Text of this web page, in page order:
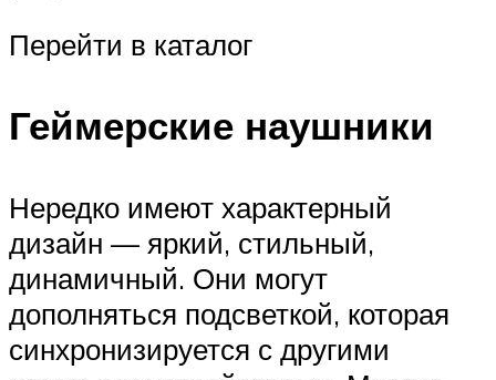
Перейти в каталог
Геймерские наушники
Нередко имеют характерный
дизайн — яркий, стильный,
динамичный. Они могут
дополняться подсветкой, которая
синхронизируется с другими